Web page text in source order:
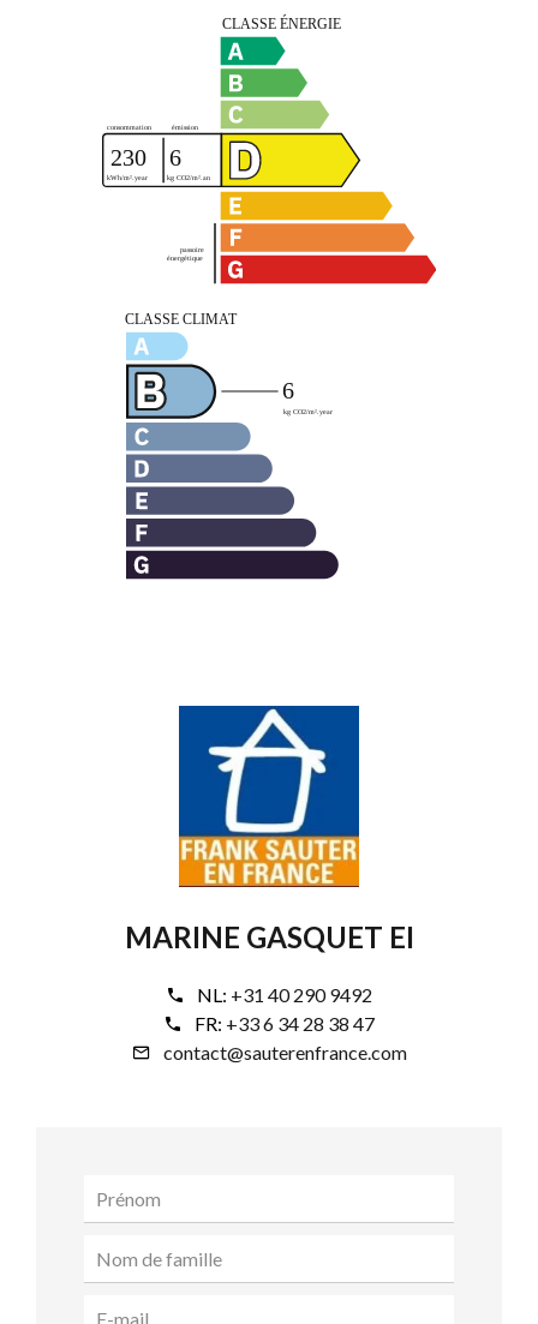
MARINE GASQUET EI
NL: +31 40 290 9492
FR: +33 6 34 28 38 47
contact@sauterenfrance.com